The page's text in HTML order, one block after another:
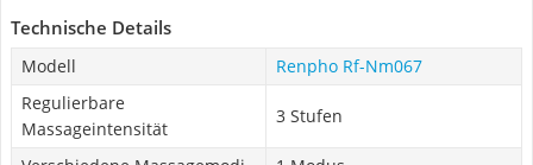
Technische Details
Modell
Renpho Rf-Nm067
Regulierbare
Massageintensität
3 Stufen